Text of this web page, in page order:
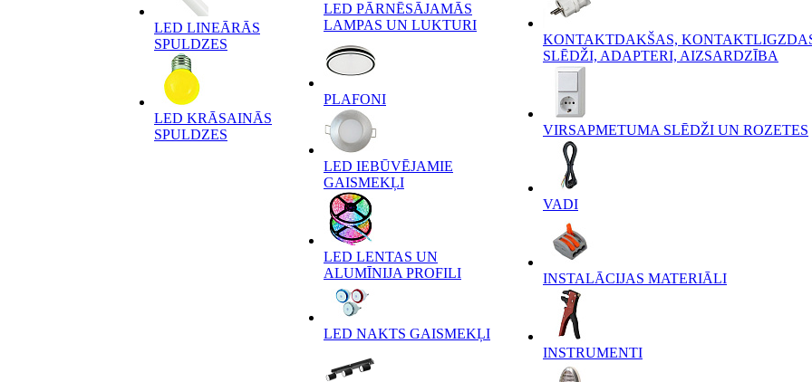
LED LINEĀRĀS
SPULDZES
LED KRĀSAINĀS
SPULDZES
LED PĀRNĒSĀJAMĀS
LAMPAS UN LUKTURI
PLAFONI
LED IEBŪVĒJAMIE
GAISMEKĻI
LED LENTAS UN
ALUMĪNIJA PROFILI
LED NAKTS GAISMEKĻI
KONTAKTDAKŠAS,
SLĒDŽI, ADAPTERI, AIZSARDZĪBA
VIRSAPMETUMA SLĒDŽI UN ROZETES
VADI
INSTALĀCIJAS MATERIĀLI
INSTRUMENTI